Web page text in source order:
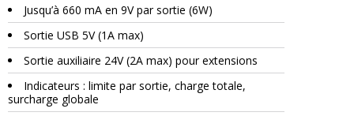
Jusqu’à 660 mA en 9V par sortie (6W)
Sortie USB 5V (1A max)
Sortie auxiliaire 24V (2A max) pour extensions
Indicateurs : limite par sortie, charge totale,
surcharge globale